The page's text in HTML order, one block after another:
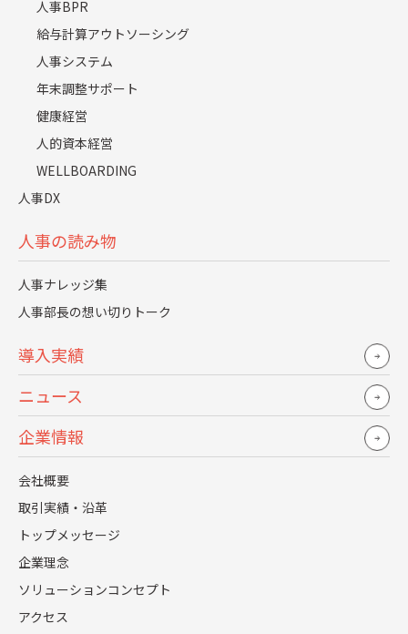
人事BPR
給与計算アウトソーシング
人事システム
年末調整サポート
健康経営
人的資本経営
WELLBOARDING
人事DX
人事の読み物
人事ナレッジ集
人事部長の想い切りトーク
導入実績
ニュース
企業情報
会社概要
取引実績・沿革
トップメッセージ
企業理念
ソリューションコンセプト
アクセス
02
問題点、工数を構造的に整理、可視化。
可視化された問題点をカテゴライズし、解決すべき
課題を設定します。
03 あるべきオペレーションの表現
制度・運用に関する制約を確認したうえで
具体的な課題解決策を立案します。
04 責任分担と前後の関係
効率化や改善を目指して、人事業務プロセスを再設
計。
運用における責任分担、役割を確定します。